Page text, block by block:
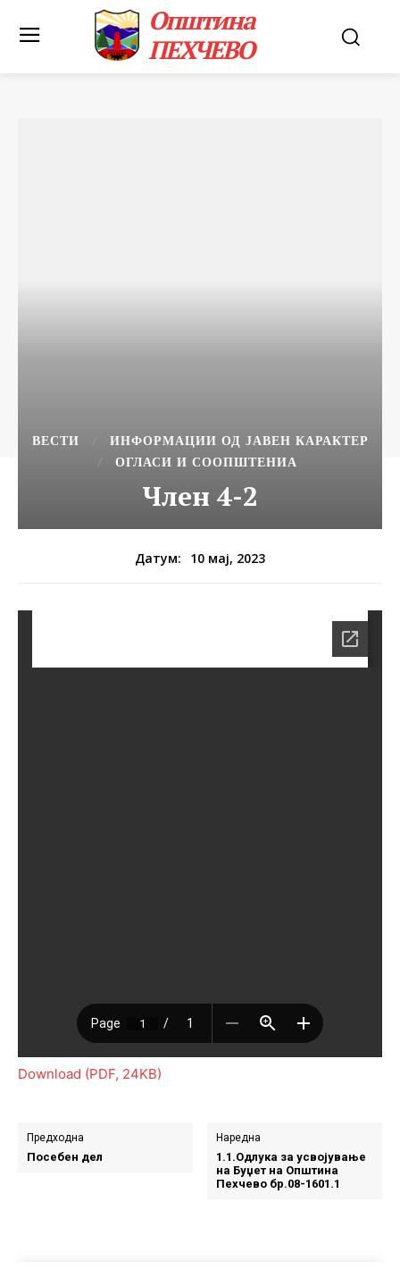
Општина
ПЕХЧЕВО
ВЕСТИ
ИНФОРМАЦИИ ОД ЈАВЕН КАРАКТЕР
ОГЛАСИ И СООПШТЕНИА
Член 4-2
Датум: 10 мај, 2023
Download (PDF, 24KB)
Предходна
Посебен дел
Наредна
1.1.Одлука за усвојување
на Буџет на Општина
Пехчево бр.08-1601.1